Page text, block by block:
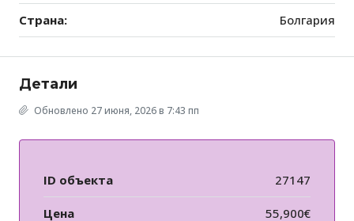
Страна: Болгария
Детали
Обновлено 27 июня, 2026 в 7:43 пп
ID объекта 27147
Цена 55,900€